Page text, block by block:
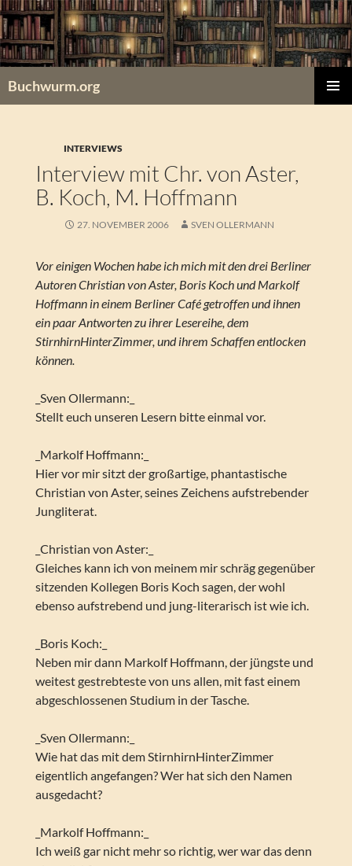
Zum
Inhalt
springen
Buchwurm.org
INTERVIEWS
Interview mit Chr. von Aster,
B. Koch, M. Hoffmann
27. NOVEMBER 2006 SVEN OLLERMANN
Vor einigen Wochen habe ich mich mit den drei Berliner
Autoren Christian von Aster, Boris Koch und Markolf
Hoffmann in einem Berliner Café getroffen und ihnen
ein paar Antworten zu ihrer Lesereihe, dem
StirnhirnHinterZimmer, und ihrem Schaffen entlocken
können.
_Sven Ollermann:_
Stellt euch unseren Lesern bitte einmal vor.
_Markolf Hoffmann:_
Hier vor mir sitzt der großartige, phantastische
Christian von Aster, seines Zeichens aufstrebender
Jungliterat.
_Christian von Aster:_
Gleiches kann ich von meinem mir schräg gegenüber
sitzenden Kollegen Boris Koch sagen, der wohl
ebenso aufstrebend und jung-literarisch ist wie ich.
_Boris Koch:_
Neben mir dann Markolf Hoffmann, der jüngste und
weitest gestrebteste von uns allen, mit fast einem
abgeschlossenen Studium in der Tasche.
_Sven Ollermann:_
Wie hat das mit dem StirnhirnHinterZimmer
eigentlich angefangen? Wer hat sich den Namen
ausgedacht?
_Markolf Hoffmann:_
Ich weiß gar nicht mehr so richtig, wer war das denn